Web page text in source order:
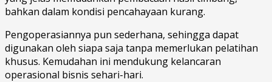
bahkan dalam kondisi pencahayaan kurang.
Pengoperasiannya pun sederhana, sehingga dapat
digunakan oleh siapa saja tanpa memerlukan pelatihan
khusus. Kemudahan ini mendukung kelancaran
operasional bisnis sehari-hari.